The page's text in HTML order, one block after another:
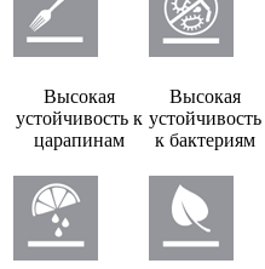
Высокая
устойчивость к
царапинам
Высокая
устойчивость
к бактериям